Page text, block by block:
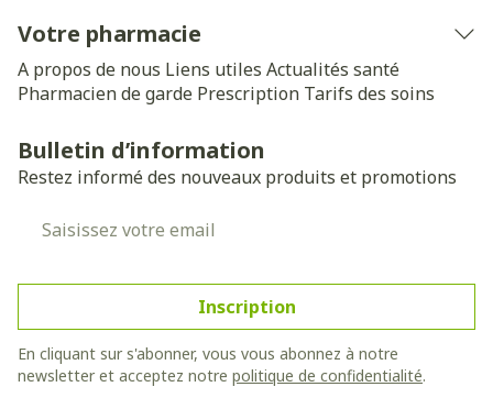
Votre pharmacie
A propos de nous Liens utiles Actualités santé
Pharmacien de garde Prescription Tarifs des soins
Bulletin d’information
Restez informé des nouveaux produits et promotions
Inscription
En cliquant sur s'abonner, vous vous abonnez à notre
newsletter et acceptez notre politique de confidentialité.